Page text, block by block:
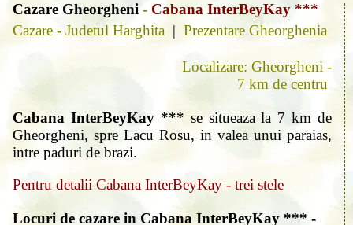
Cazare Gheorgheni - Cabana InterBeyKay ***
Cazare - Judetul Harghita | Prezentare Gheorghenia
Localizare: Gheorgheni -
7 km de centru
Cabana InterBeyKay *** se situeaza la 7 km de
Gheorgheni, spre Lacu Rosu, in valea unui paraias,
intre paduri de brazi.
Pentru detalii Cabana InterBeyKay - trei stele
Locuri de cazare in Cabana InterBeyKay *** -